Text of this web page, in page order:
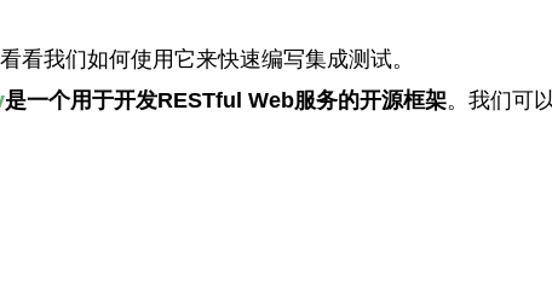
看我们如何使用它来快速编写集成测试。
是一个用于开发RESTful Web服务的开源框架。我们可